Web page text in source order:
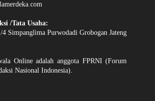
/Tata Usaha:
Simpanglima Purwodadi Grobogan Jateng
Online adalah anggota FPRNI (Forum
Nasional Indonesia).